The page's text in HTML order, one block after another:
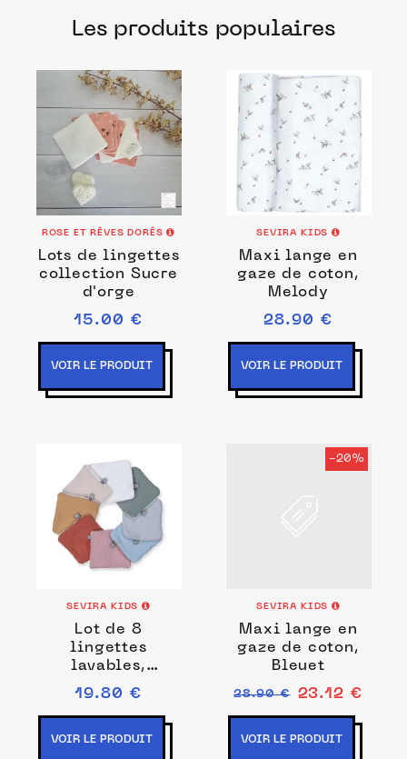
les meilleurs ateliers et manufactures
Les produits populaires
ROSE ET RÊVES DORÉS
Lots de lingettes
collection Sucre
d'orge
15.00 €
VOIR LE PRODUIT
SEVIRA KIDS
Maxi lange en
gaze de coton,
Melody
28.90 €
VOIR LE PRODUIT
SEVIRA KIDS
Lot de 8
lingettes
lavables,
semainier en
gaze de coton,
Jeanne
19.80 €
VOIR LE PRODUIT
-20%
SEVIRA KIDS
Maxi lange en
gaze de coton,
Bleuet
28.90 € 23.12 €
VOIR LE PRODUIT